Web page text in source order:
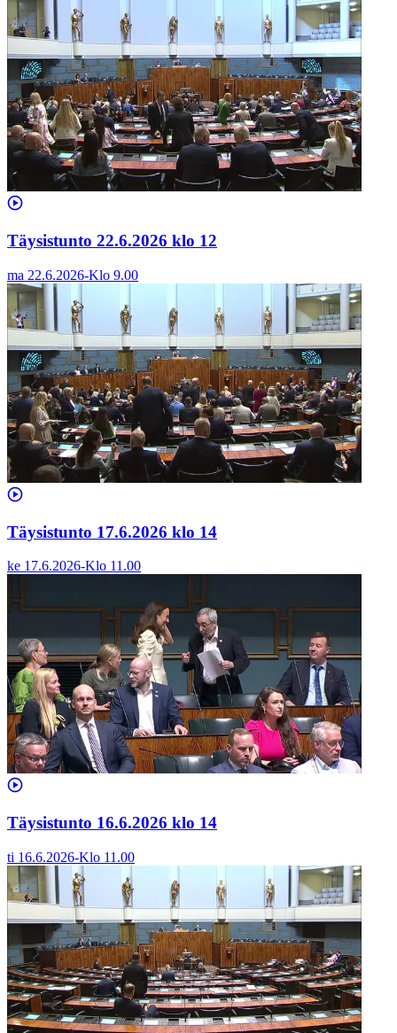
Täysistunto 22.6.2026 klo 12
ma 22.6.2026-Klo 9.00
Täysistunto 17.6.2026 klo 14
ke 17.6.2026-Klo 11.00
Täysistunto 16.6.2026 klo 14
ti 16.6.2026-Klo 11.00